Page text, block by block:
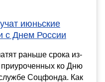
июньские
с Днем России
раньше срока из-
ко Дню
Соцфонда. Как